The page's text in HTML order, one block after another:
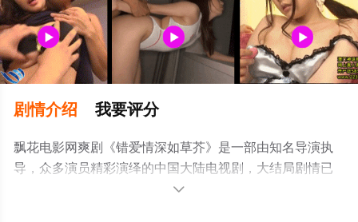
剧情介绍 我要评分
飘花电影网爽剧《错爱情深如草芥》是一部由知名导演执
导，众多演员精彩演绎的中国大陆电视剧，大结局剧情已
揭晓（全46集），手机免费观看高清未删减完整版电视剧
